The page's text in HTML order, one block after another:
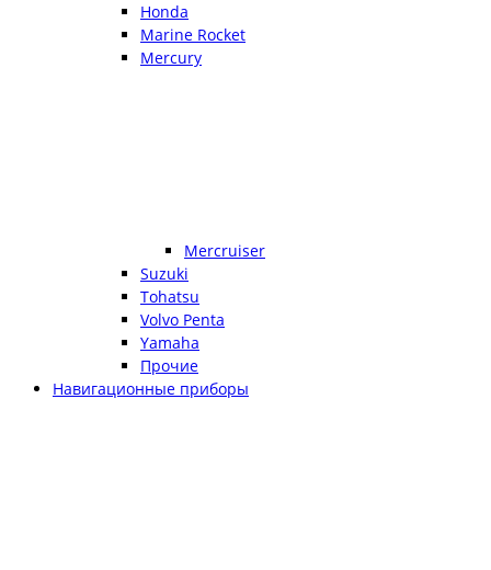
Honda
Marine Rocket
Mercury
Mercruiser
Suzuki
Tohatsu
Volvo Penta
Yamaha
Прочие
Навигационные приборы